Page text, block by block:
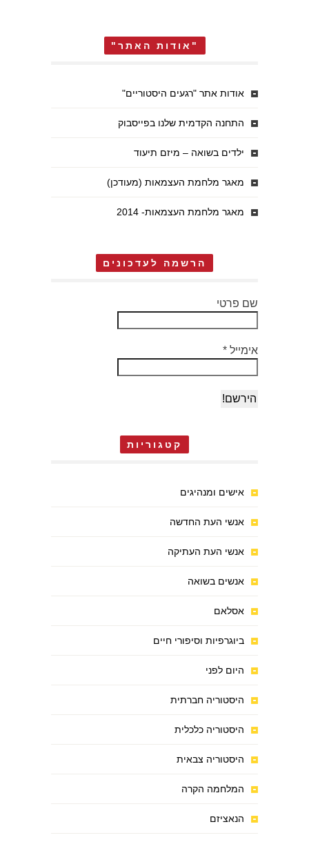
"אודות האתר"
אודות אתר "רגעים היסטוריים"
התחנה הקדמית שלנו בפייסבוק
ילדים בשואה – מיזם תיעוד
מאגר מלחמת העצמאות (מעודכן)
מאגר מלחמת העצמאות- 2014
הרשמה לעדכונים
שם פרטי
אימייל *
קטגוריות
אישים ומנהיגים
אנשי העת החדשה
אנשי העת העתיקה
אנשים בשואה
אסלאם
ביוגרפיות וסיפורי חיים
היום לפני
היסטוריה חברתית
היסטוריה כלכלית
היסטוריה צבאית
המלחמה הקרה
הנאציזם